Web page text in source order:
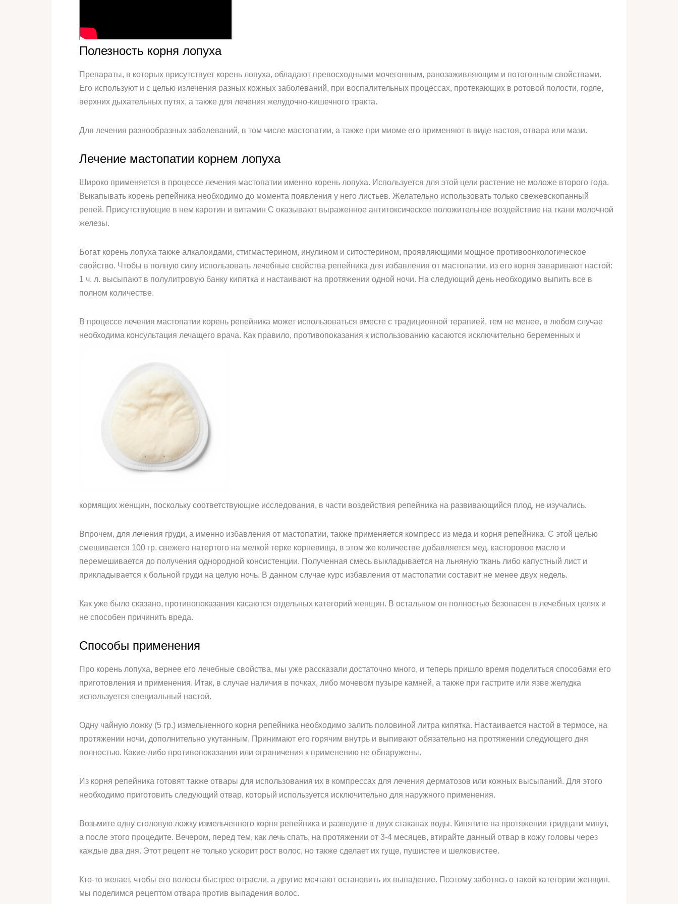
Полезность корня лопуха
Препараты, в которых присутствует корень лопуха, обладают превосходными мочегонным, ранозаживляющим и потогонным свойствами.
Его используют и с целью излечения разных кожных заболеваний, при воспалительных процессах, протекающих в ротовой полости, горле,
верхних дыхательных путях, а также для лечения желудочно-кишечного тракта.
Для лечения разнообразных заболеваний, в том числе мастопатии, а также при миоме его применяют в виде настоя, отвара или мази.
Лечение мастопатии корнем лопуха
Широко применяется в процессе лечения мастопатии именно корень лопуха. Используется для этой цели растение не моложе второго года.
Выкапывать корень репейника необходимо до момента появления у него листьев. Желательно использовать только свежевскопанный
репей. Присутствующие в нем каротин и витамин С оказывают выраженное антитоксическое положительное воздействие на ткани молочной
железы.
Богат корень лопуха также алкалоидами, стигмастерином, инулином и ситостерином, проявляющими мощное противоонкологическое
свойство. Чтобы в полную силу использовать лечебные свойства репейника для избавления от мастопатии, из его корня заваривают настой:
1 ч. л. высыпают в полулитровую банку кипятка и настаивают на протяжении одной ночи. На следующий день необходимо выпить все в
полном количестве.
В процессе лечения мастопатии корень репейника может использоваться вместе с традиционной терапией, тем не менее, в любом случае
необходима консультация лечащего врача. Как правило, противопоказания к использованию касаются исключительно беременных и
кормящих женщин, поскольку соответствующие исследования, в части воздействия репейника на развивающийся плод, не изучались.
Впрочем, для лечения груди, а именно избавления от мастопатии, также применяется компресс из меда и корня репейника. С этой целью
смешивается 100 гр. свежего натертого на мелкой терке корневища, в этом же количестве добавляется мед, касторовое масло и
перемешивается до получения однородной консистенции. Полученная смесь выкладывается на льняную ткань либо капустный лист и
прикладывается к больной груди на целую ночь. В данном случае курс избавления от мастопатии составит не менее двух недель.
Как уже было сказано, противопоказания касаются отдельных категорий женщин. В остальном он полностью безопасен в лечебных целях и
не способен причинить вреда.
Способы применения
Про корень лопуха, вернее его лечебные свойства, мы уже рассказали достаточно много, и теперь пришло время поделиться способами его
приготовления и применения. Итак, в случае наличия в почках, либо мочевом пузыре камней, а также при гастрите или язве желудка
используется специальный настой.
Одну чайную ложку (5 гр.) измельченного корня репейника необходимо залить половиной литра кипятка. Настаивается настой в термосе, на
протяжении ночи, дополнительно укутанным. Принимают его горячим внутрь и выпивают обязательно на протяжении следующего дня
полностью. Какие-либо противопоказания или ограничения к применению не обнаружены.
Из корня репейника готовят также отвары для использования их в компрессах для лечения дерматозов или кожных высыпаний. Для этого
необходимо приготовить следующий отвар, который используется исключительно для наружного применения.
Возьмите одну столовую ложку измельченного корня репейника и разведите в двух стаканах воды. Кипятите на протяжении тридцати минут,
а после этого процедите. Вечером, перед тем, как лечь спать, на протяжении от 3-4 месяцев, втирайте данный отвар в кожу головы через
каждые два дня. Этот рецепт не только ускорит рост волос, но также сделает их гуще, пушистее и шелковистее.
Кто-то желает, чтобы его волосы быстрее отрасли, а другие мечтают остановить их выпадение. Поэтому заботясь о такой категории женщин,
мы поделимся рецептом отвара против выпадения волос.